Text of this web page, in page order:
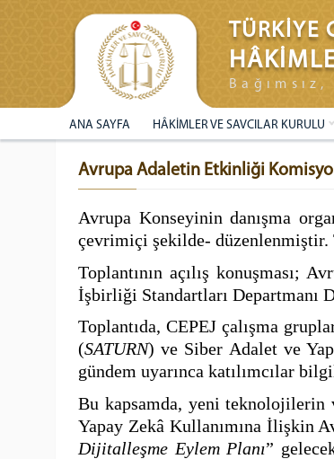
TÜRKİYE
ANA SAYFA HÂKİMLER VE SAVCILAR KURULU
Avrupa Adaletin Etkinliği
Avrupa Konseyinin danışma
çevrimiçi şekilde- düzenlenmiştir.
Toplantının açılış konuşması;
İşbirliği Standartları Departmanı
Toplantıda, CEPEJ çalışma
(SATURN) ve Siber Adalet ve
gündem uyarınca katılımcılar
Bu kapsamda, yeni teknolojilerin
Yapay Zekâ Kullanımına İlişkin
Dijitalleşme Eylem Planı”